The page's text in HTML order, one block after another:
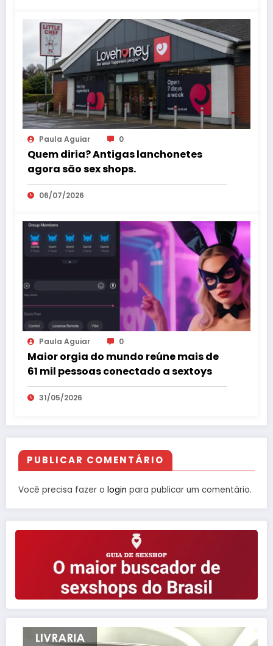
Paula Aguiar 0
Quem diria? Antigas lanchonetes
agora são sex shops.
06/07/2026
Paula Aguiar 0
Maior orgia do mundo reúne mais de
61 mil pessoas conectado a sextoys
31/05/2026
PUBLICAR COMENTÁRIO
Você precisa fazer o login para publicar um comentário.